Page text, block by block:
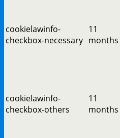
cookielawinfo-
checkbox-necessary
11
months
cookielawinfo-
checkbox-others
11
months